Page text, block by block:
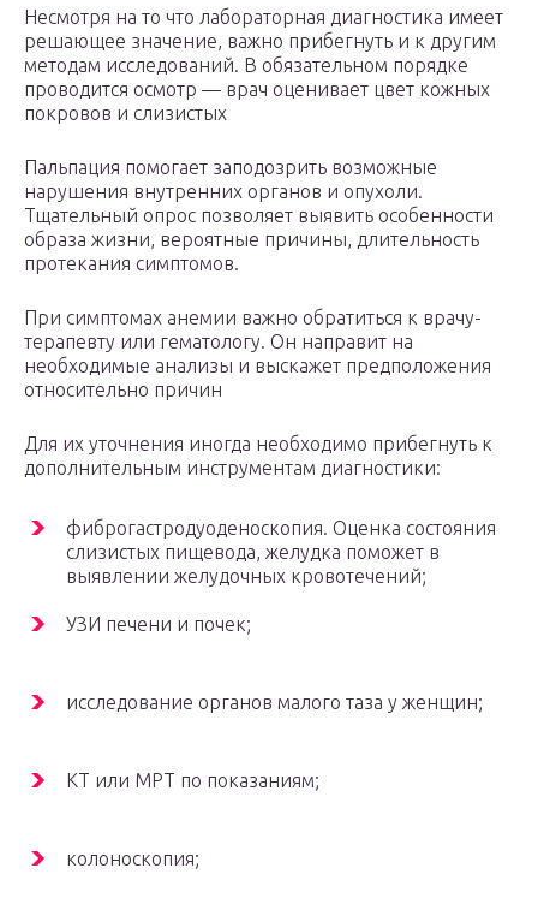
Несмотря на то что лабораторная диагностика имеет
решающее значение, важно прибегнуть и к другим
методам исследований. В обязательном порядке
проводится осмотр — врач оценивает цвет кожных
покровов и слизистых
Пальпация помогает заподозрить возможные
нарушения внутренних органов и опухоли.
Тщательный опрос позволяет выявить особенности
образа жизни, вероятные причины, длительность
протекания симптомов.
При симптомах анемии важно обратиться к врачу-
терапевту или гематологу. Он направит на
необходимые анализы и выскажет предположения
относительно причин
Для их уточнения иногда необходимо прибегнуть к
дополнительным инструментам диагностики:
фиброгастродуоденоскопия. Оценка состояния
слизистых пищевода, желудка поможет в
выявлении желудочных кровотечений;
УЗИ печени и почек;
исследование органов малого таза у женщин;
КТ или МРТ по показаниям;
колоноскопия;